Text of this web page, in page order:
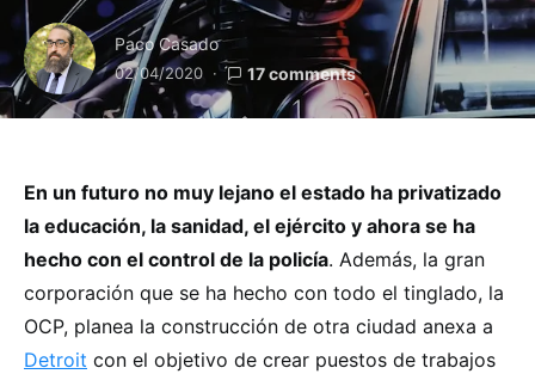
Paco Casado
02/04/2020 17 comments
En un futuro no muy lejano el estado ha privatizado
la educación, la sanidad, el ejército y ahora se ha
hecho con el control de la policía. Además, la gran
corporación que se ha hecho con todo el tinglado, la
OCP, planea la construcción de otra ciudad anexa a
Detroit con el objetivo de crear puestos de trabajos